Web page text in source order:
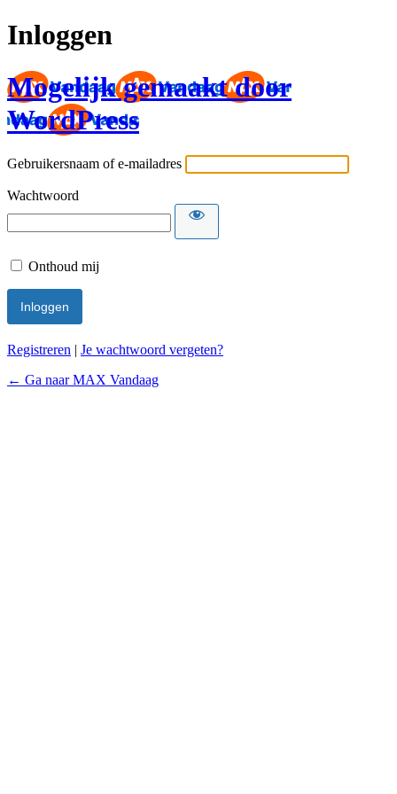
Inloggen
Mogelijk gemaakt door
WordPress
Gebruikersnaam of e-mailadres
Wachtwoord
Onthoud mij
Registreren | Je wachtwoord vergeten?
← Ga naar MAX Vandaag